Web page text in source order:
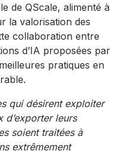
de QScale, alimenté à
la valorisation des
collaboration entre
d’IA proposées par
pratiques en
qui désirent exploiter
d’exporter leurs
soient traitées à
extrêmement